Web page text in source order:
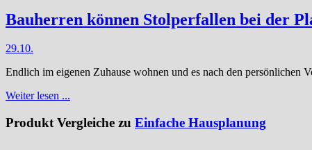
Bauherren können Stolperfallen bei der
29.10.
Endlich im eigenen Zuhause wohnen und es nach den persönlichen
Weiter lesen ...
Produkt Vergleiche zu Einfache Hausplanung